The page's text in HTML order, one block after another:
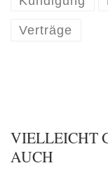
Verträge
VIELLEICHT
AUCH